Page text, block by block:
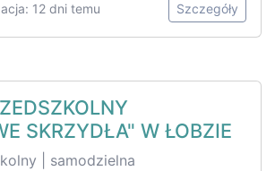
12 dni temu Szczegóły
SKRZYDŁA" W ŁOBZIE
| samodzielna